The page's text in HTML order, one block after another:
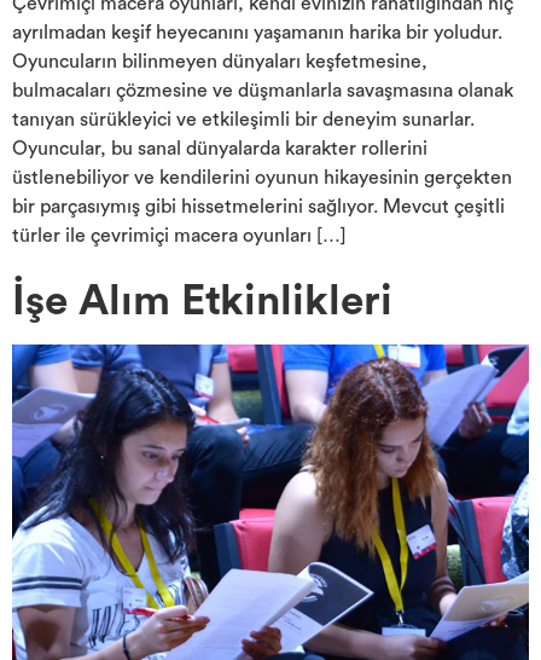
ayrılmadan keşif heyecanını yaşamanın harika bir yoludur.
Oyuncuların bilinmeyen dünyaları keşfetmesine,
bulmacaları çözmesine ve düşmanlarla savaşmasına olanak
tanıyan sürükleyici ve etkileşimli bir deneyim sunarlar.
Oyuncular, bu sanal dünyalarda karakter rollerini
üstlenebiliyor ve kendilerini oyunun hikayesinin gerçekten
bir parçasıymış gibi hissetmelerini sağlıyor. Mevcut çeşitli
türler ile çevrimiçi macera oyunları […]
İşe Alım Etkinlikleri